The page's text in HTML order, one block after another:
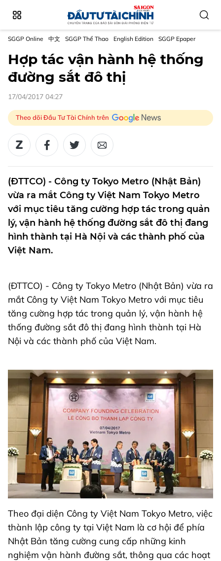
SGGP Online 中文 SGGP Thể Thao English Edition SGGP Epaper
Hợp tác vận hành hệ thống
đường sắt đô thị
17/04/2017 04:27
Theo dõi Đầu Tư Tài Chính trên
(ĐTTCO) - Công ty Tokyo Metro (Nhật Bản)
vừa ra mắt Công ty Việt Nam Tokyo Metro
với mục tiêu tăng cường hợp tác trong quản
lý, vận hành hệ thống đường sắt đô thị đang
hình thành tại Hà Nội và các thành phố của
Việt Nam.
(ĐTTCO) - Công ty Tokyo Metro (Nhật Bản) vừa ra
mắt Công ty Việt Nam Tokyo Metro với mục tiêu
tăng cường hợp tác trong quản lý, vận hành hệ
thống đường sắt đô thị đang hình thành tại Hà
Nội và các thành phố của Việt Nam.
Theo đại diện Công ty Việt Nam Tokyo Metro, việc
thành lập công ty tại Việt Nam là cơ hội để phía
Nhật Bản tăng cường cung cấp những kinh
nghiệm vận hành đường sắt, thông qua các hoạt